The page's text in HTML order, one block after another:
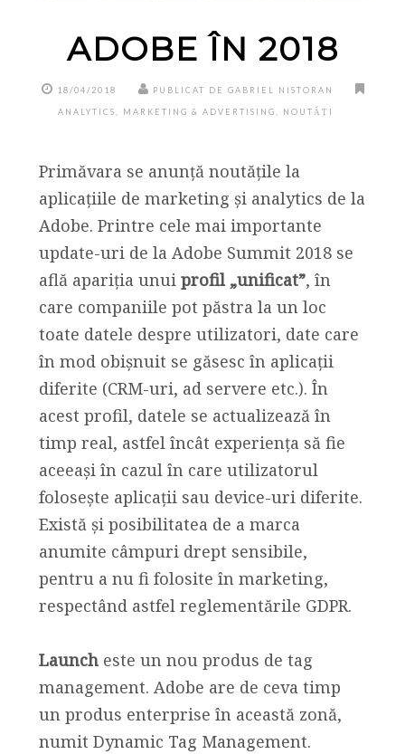
ADOBE ÎN 2018
18/04/2018 PUBLICAT DE GABRIEL NISTORAN
ANALYTICS MARKETING & ADVERTISING NOUTĂȚI
Primăvara se anunță noutățile la
aplicațiile de marketing și analytics de la
Adobe. Printre cele mai importante
update-uri de la Adobe Summit 2018 se
află apariția unui profil „unificat”, în
care companiile pot păstra la un loc
toate datele despre utilizatori, date care
în mod obișnuit se găsesc în aplicații
diferite (CRM-uri, ad servere etc.). În
acest profil, datele se actualizează în
timp real, astfel încât experiența să fie
aceeași în cazul în care utilizatorul
folosește aplicații sau device-uri diferite.
Există și posibilitatea de a marca
anumite câmpuri drept sensibile,
pentru a nu fi folosite în marketing,
respectând astfel reglementările GDPR.
Launcheste un nou produs de tag
management. Adobe are de ceva timp
un produs enterprise în această zonă,
numit Dynamic Tag Management.